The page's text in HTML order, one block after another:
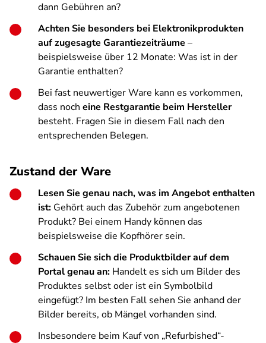
dann Gebühren an?
Achten Sie besonders bei Elektronikprodukten
auf zugesagte Garantiezeiträume –
beispielsweise über 12 Monate: Was ist in der
Garantie enthalten?
Bei fast neuwertiger Ware kann es vorkommen,
dass noch eine Restgarantie beim Hersteller
besteht. Fragen Sie in diesem Fall nach den
entsprechenden Belegen.
Zustand der Ware
Lesen Sie genau nach, was im Angebot enthalten
ist: Gehört auch das Zubehör zum angebotenen
Produkt? Bei einem Handy können das
beispielsweise die Kopfhörer sein.
Schauen Sie sich die Produktbilder auf dem
Portal genau an: Handelt es sich um Bilder des
Produktes selbst oder ist ein Symbolbild
eingefügt? Im besten Fall sehen Sie anhand der
Bilder bereits, ob Mängel vorhanden sind.
Insbesondere beim Kauf von „Refurbished“-